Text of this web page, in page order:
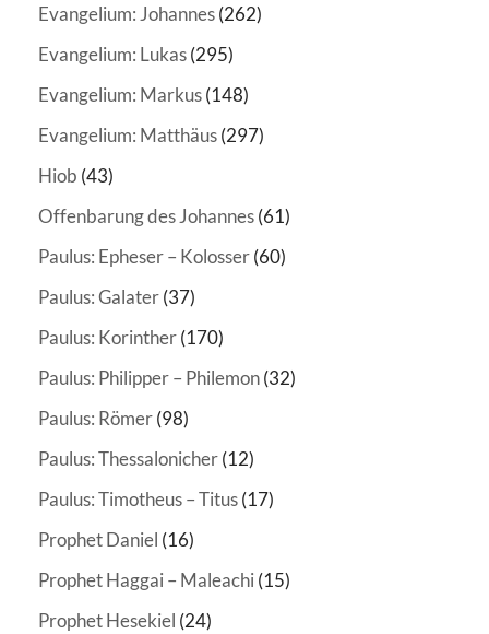
Evangelium: Johannes(262)
Evangelium: Lukas(295)
Evangelium: Markus(148)
Evangelium: Matthäus(297)
Hiob (43)
Offenbarung des Johannes(61)
Paulus: Epheser – Kolosser(60)
Paulus: Galater(37)
Paulus: Korinther(170)
Paulus: Philipper – Philemon(32)
Paulus: Römer(98)
Paulus: Thessalonicher(12)
Paulus: Timotheus – Titus(17)
Prophet Daniel (16)
Prophet Haggai – Maleachi (15)
Prophet Hesekiel (24)